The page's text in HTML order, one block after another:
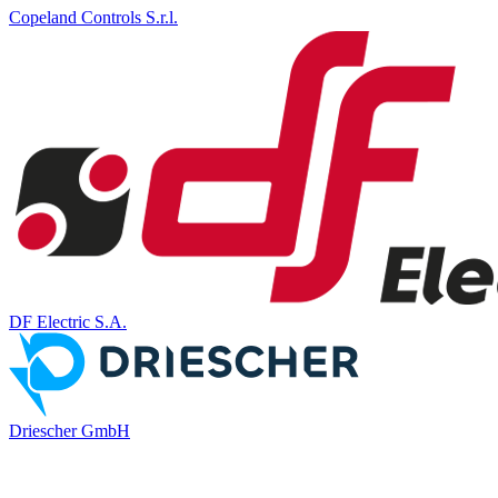
Copeland Controls S.r.l.
DF Electric S.A.
Driescher GmbH